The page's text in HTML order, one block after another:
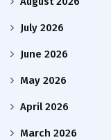
July 2026
June 2026
May 2026
April 2026
March 2026